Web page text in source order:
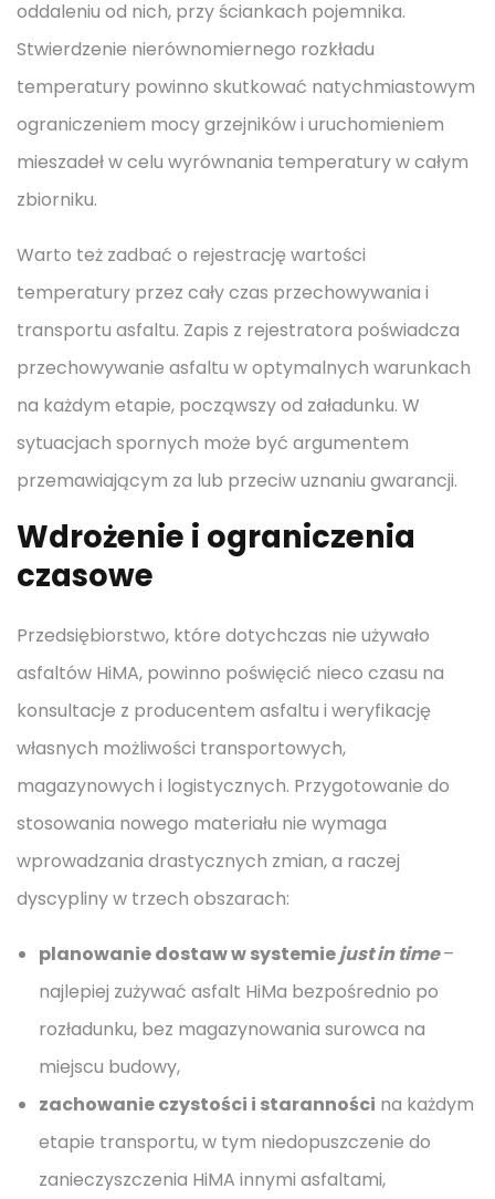
oddaleniu od nich, przy ściankach pojemnika.
Stwierdzenie nierównomiernego rozkładu
temperatury powinno skutkować natychmiastowym
ograniczeniem mocy grzejników i uruchomieniem
mieszadeł w celu wyrównania temperatury w całym
zbiorniku.
Warto też zadbać o rejestrację wartości
temperatury przez cały czas przechowywania i
transportu asfaltu. Zapis z rejestratora poświadcza
przechowywanie asfaltu w optymalnych warunkach
na każdym etapie, począwszy od załadunku. W
sytuacjach spornych może być argumentem
przemawiającym za lub przeciw uznaniu gwarancji.
Wdrożenie i ograniczenia
czasowe
Przedsiębiorstwo, które dotychczas nie używało
asfaltów HiMA, powinno poświęcić nieco czasu na
konsultacje z producentem asfaltu i weryfikację
własnych możliwości transportowych,
magazynowych i logistycznych. Przygotowanie do
stosowania nowego materiału nie wymaga
wprowadzania drastycznych zmian, a raczej
dyscypliny w trzech obszarach:
planowanie dostaw w systemiejust in time–
najlepiej zużywać asfalt HiMa bezpośrednio po
rozładunku, bez magazynowania surowca na
miejscu budowy,
zachowanie czystości i staranności na każdym
etapie transportu, w tym niedopuszczenie do
zanieczyszczenia HiMA innymi asfaltami,